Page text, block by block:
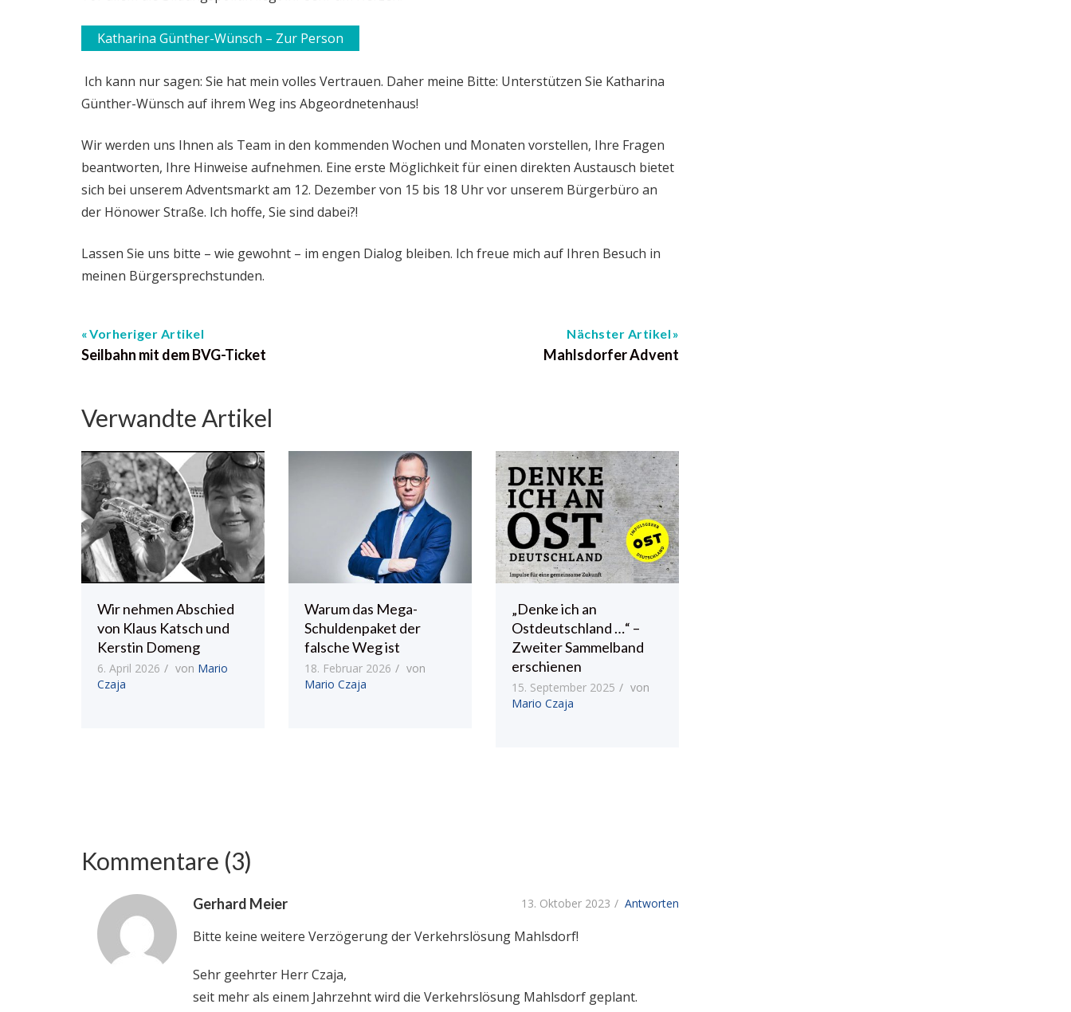
Katharina Günther-Wünsch – Zur Person
Ich kann nur sagen: Sie hat mein volles Vertrauen. Daher meine Bitte: Unterstützen Sie Katharina
Günther-Wünsch auf ihrem Weg ins Abgeordnetenhaus!
Wir werden uns Ihnen als Team in den kommenden Wochen und Monaten vorstellen, Ihre Fragen
beantworten, Ihre Hinweise aufnehmen. Eine erste Möglichkeit für einen direkten Austausch bietet
sich bei unserem Adventsmarkt am 12. Dezember von 15 bis 18 Uhr vor unserem Bürgerbüro an
der Hönower Straße. Ich hoffe, Sie sind dabei?!
Lassen Sie uns bitte – wie gewohnt – im engen Dialog bleiben. Ich freue mich auf Ihren Besuch in
meinen Bürgersprechstunden.
Vorheriger Artikel
Seilbahn mit dem BVG-Ticket
Nächster Artikel
Mahlsdorfer Advent
Verwandte Artikel
Wir nehmen Abschied
von Klaus Katsch und
Kerstin Domeng
6. April 2026 von Mario
Czaja
Warum das Mega-
Schuldenpaket der
falsche Weg ist
18. Februar 2026
von
Mario Czaja
„Denke ich an
Ostdeutschland …“ –
Zweiter Sammelband
erschienen
15. September 2025
von
Mario Czaja
Kommentare (3)
Gerhard Meier 13. Oktober 2023 Antworten
Bitte keine weitere Verzögerung der Verkehrslösung Mahlsdorf!
Sehr geehrter Herr Czaja,
seit mehr als einem Jahrzehnt wird die Verkehrslösung Mahlsdorf geplant.